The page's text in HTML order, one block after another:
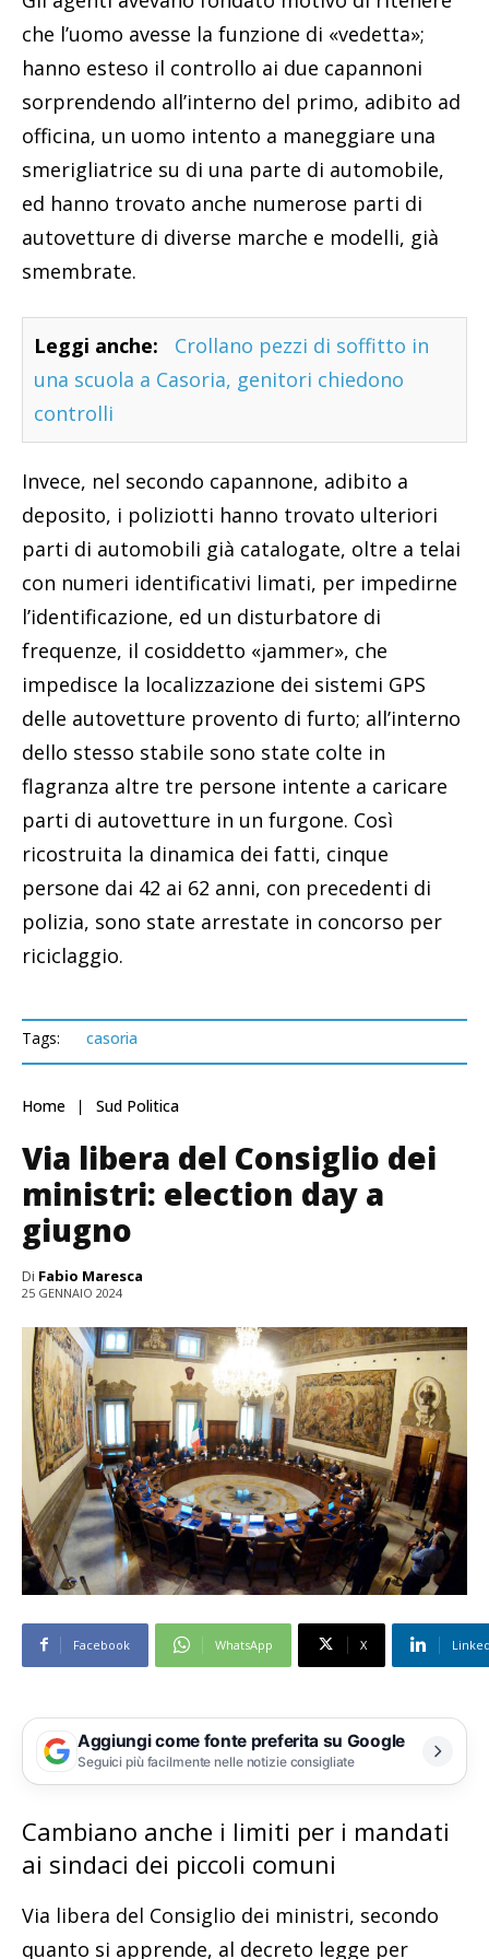
che l’uomo avesse la funzione di «vedetta»;
hanno esteso il controllo ai due capannoni
sorprendendo all’interno del primo, adibito ad
officina, un uomo intento a maneggiare una
smerigliatrice su di una parte di automobile,
ed hanno trovato anche numerose parti di
autovetture di diverse marche e modelli, già
smembrate.
Leggi anche:
Crollano pezzi di soffitto in
una scuola a Casoria, genitori chiedono
controlli
Invece, nel secondo capannone, adibito a
deposito, i poliziotti hanno trovato ulteriori
parti di automobili già catalogate, oltre a telai
con numeri identificativi limati, per impedirne
l’identificazione, ed un disturbatore di
frequenze, il cosiddetto «jammer», che
impedisce la localizzazione dei sistemi GPS
delle autovetture provento di furto; all’interno
dello stesso stabile sono state colte in
flagranza altre tre persone intente a caricare
parti di autovetture in un furgone. Così
ricostruita la dinamica dei fatti, cinque
persone dai 42 ai 62 anni, con precedenti di
polizia, sono state arrestate in concorso per
riciclaggio.
Tags: casoria
Home Sud Politica
Via libera del Consiglio dei
ministri: election day a
giugno
Di Fabio Maresca
25 GENNAIO 2024
Facebook WhatsApp X
Aggiungi come fonte preferita su Google
Seguici più facilmente nelle notizie consigliate
Cambiano anche i limiti per i mandati
ai sindaci dei piccoli comuni
Via libera del Consiglio dei ministri, secondo
quanto si apprende, al decreto legge per